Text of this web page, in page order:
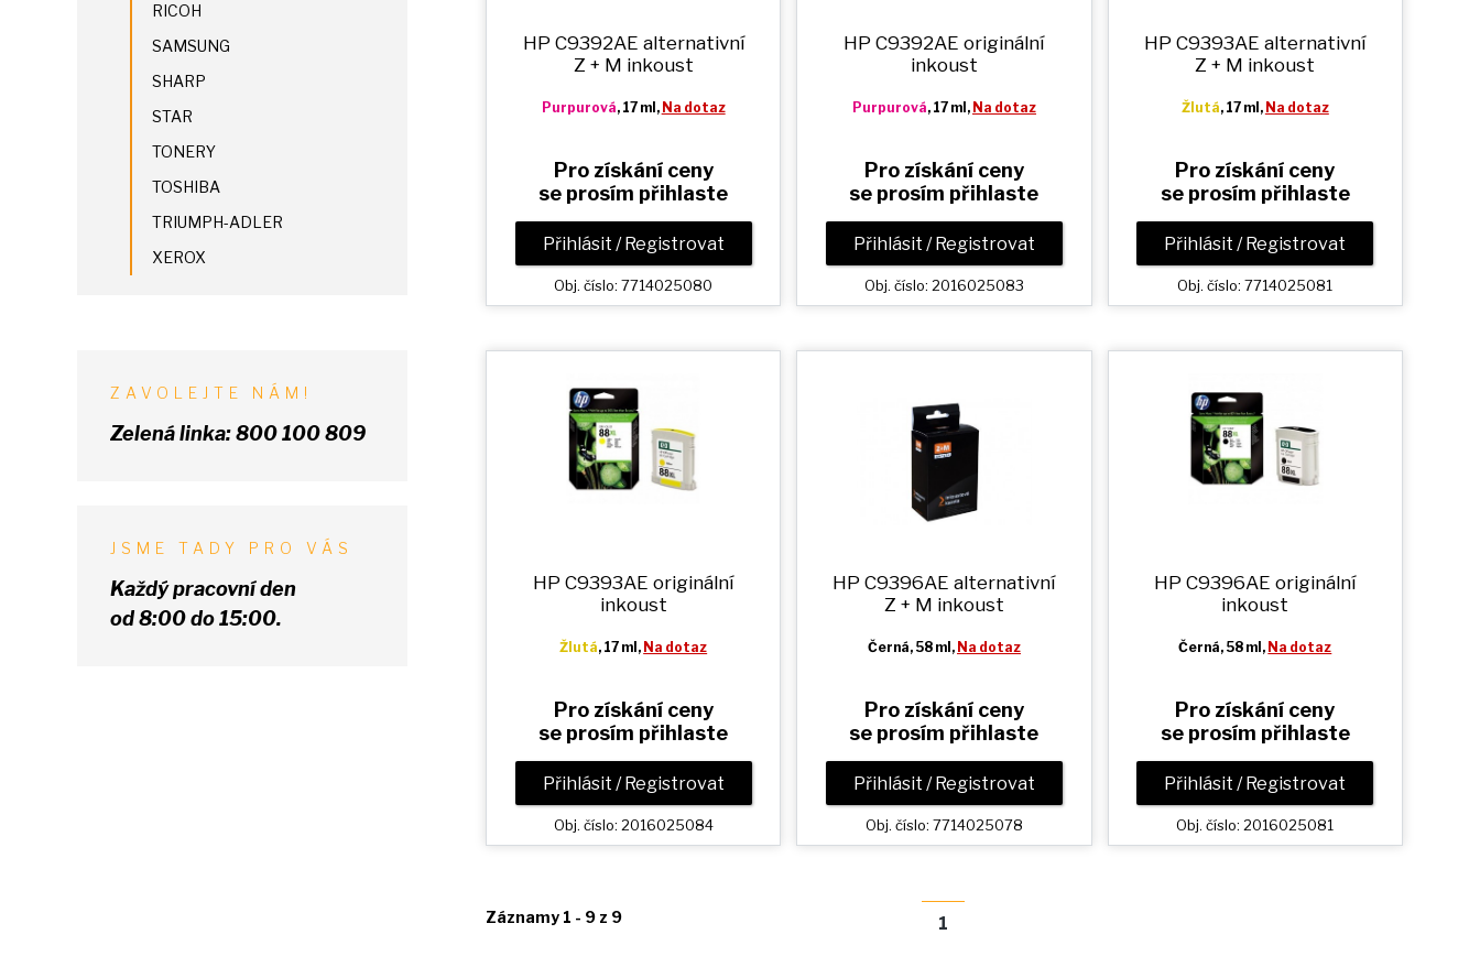
HP C9392AE alternativní
Z + M inkoust
Purpurová, 17 ml, Na dotaz
Pro získání ceny
se prosím přihlaste
Přihlásit / Registrovat
Obj. číslo: 7714025080
HP C9392AE originální
inkoust
Purpurová, 17 ml, Na dotaz
Pro získání ceny
se prosím přihlaste
Přihlásit / Registrovat
Obj. číslo: 2016025083
HP C9393AE alternativní
Z + M inkoust
Žlutá, 17 ml, Na dotaz
Pro získání ceny
se prosím přihlaste
Přihlásit / Registrovat
Obj. číslo: 7714025081
HP C9393AE originální
inkoust
Žlutá, 17 ml, Na dotaz
Pro získání ceny
se prosím přihlaste
Přihlásit / Registrovat
Obj. číslo: 2016025084
HP C9396AE alternativní
Z + M inkoust
Černá, 58 ml, Na dotaz
Pro získání ceny
se prosím přihlaste
Přihlásit / Registrovat
Obj. číslo: 7714025078
HP C9396AE originální
inkoust
Černá, 58 ml, Na dotaz
Pro získání ceny
se prosím přihlaste
Přihlásit / Registrovat
Obj. číslo: 2016025081
Záznamy 1 - 9 z 9 1
RICOH
SAMSUNG
SHARP
STAR
TONERY
TOSHIBA
TRIUMPH-ADLER
XEROX
ZAVOLEJTE NÁM!
Zelená linka:800 100 809
JSME TADY PRO VÁS
Každý pracovní den
od 8:00 do 15:00.